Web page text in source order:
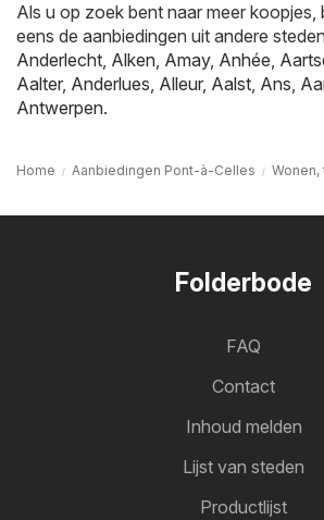
Als u op zoek bent naar meer koopjes,
eens de aanbiedingen uit andere
Anderlecht, Alken, Amay, Anhée,
Aalter, Anderlues, Alleur, Aalst, Ans,
Antwerpen.
Home Aanbiedingen Pont-à-Celles
Folderbode
FAQ
Contact
Inhoud melden
Lijst van steden
Productlijst